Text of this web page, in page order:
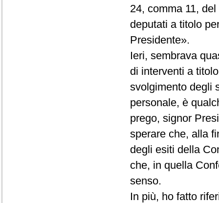
24, comma 11,
deputati a titolo
Presidente».
Ieri, sembrava
di interventi a
svolgimento degli
personale, è
prego, signor
sperare che, alla
degli esiti della
che, in quella
senso.
In più, ho fatto